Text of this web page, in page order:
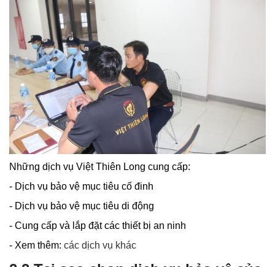
Những dịch vụ Việt Thiên Long cung cấp:
- Dịch vụ bảo vệ mục tiêu cố đinh
- Dịch vụ bảo vệ mục tiêu di động
- Cung cấp và lắp đặt các thiết bị an ninh
- Xem thêm: các dịch vụ khác